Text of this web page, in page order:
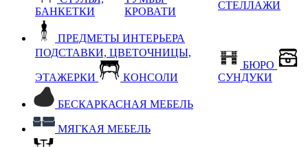
БАНКЕТКИ
КРОВАТИ
СТЕЛЛАЖИ
ПРЕДМЕТЫ ИНТЕРЬЕРА
ПОДСТАВКИ, ЦВЕТОЧНИЦЫ,
ЭТАЖЕРКИ КОНСОЛИ
БЮРО
СУНДУКИ
БЕСКАРКАСНАЯ МЕБЕЛЬ
МЯГКАЯ МЕБЕЛЬ